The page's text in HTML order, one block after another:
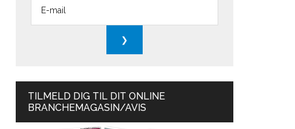
TILMELD DIG TIL DIT ONLINE
BRANCHEMAGASIN/AVIS